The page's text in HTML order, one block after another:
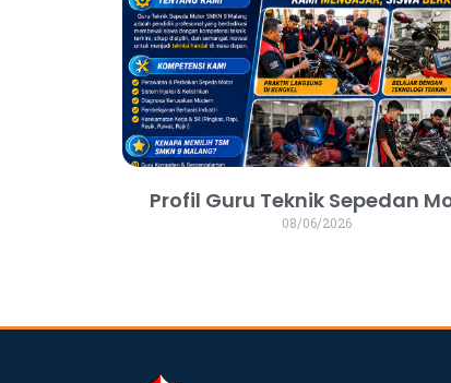
Profil Guru Teknik Sepedan
08/06/2026